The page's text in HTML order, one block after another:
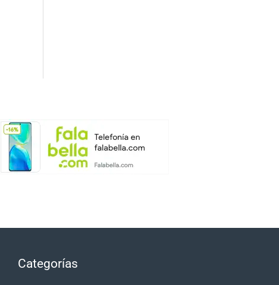
Categorías